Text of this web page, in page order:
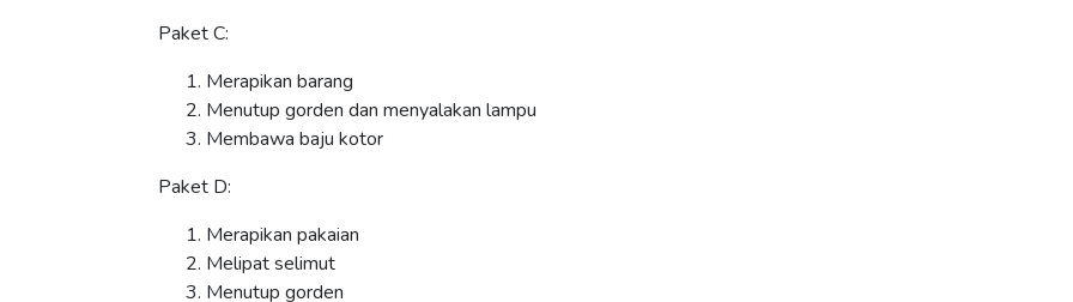
Paket C:
Merapikan barang
Menutup gorden dan menyalakan lampu
Membawa baju kotor
Paket D:
Merapikan pakaian
Melipat selimut
Menutup gorden